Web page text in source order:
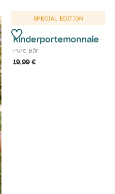
SPECIAL EDITION
Kinderportemonnaie
Pure Bär
19,99 €